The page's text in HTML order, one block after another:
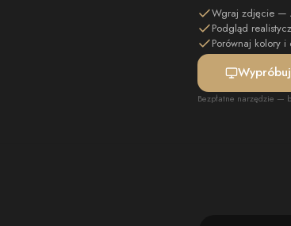
Wgraj zdjęcie —
Podgląd
Porównaj kolory
Bezpłatne narzędzie —